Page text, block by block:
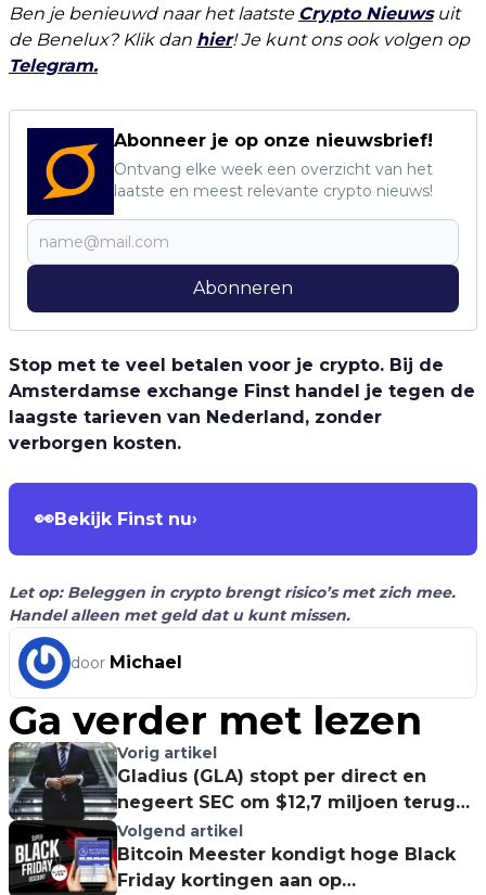
Ben je benieuwd naar het laatste Crypto Nieuwsuit
de Benelux? Klik dan hier! Je kunt ons ook volgen op
Telegram.
Abonneer je op onze nieuwsbrief!
Ontvang elke week een overzicht van het
laatste en meest relevante crypto nieuws!
Abonneren
Stop met te veel betalen voor je crypto. Bij de
Amsterdamse exchange Finst handel je tegen de
laagste tarieven van Nederland, zonder
verborgen kosten.
👀Bekijk Finst nu›
Let op: Beleggen in crypto brengt risico’s met zich mee.
Handel alleen met geld dat u kunt missen.
door Michael
Ga verder met lezen
Vorig artikel
Gladius (GLA) stopt per direct en
negeert SEC om $12,7 miljoen terug
te betalen
Volgend artikel
Bitcoin Meester kondigt hoge Black
Friday kortingen aan op